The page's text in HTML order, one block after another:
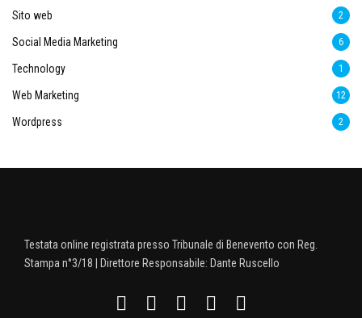
Sito web 2
Social Media Marketing 6
Technology 1
Web Marketing 12
Wordpress 2
Testata online registrata presso Tribunale di Benevento con Reg.
Stampa n°3/18 | Direttore Responsabile: Dante Ruscello